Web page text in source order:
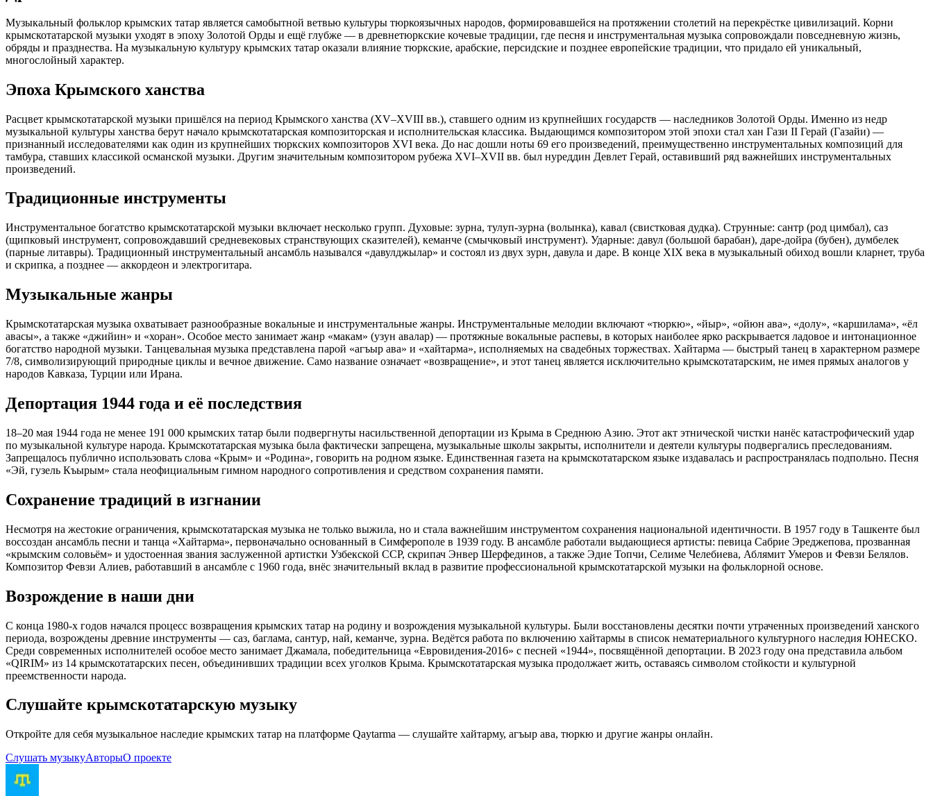
Музыкальный фольклор крымских татар является самобытной ветвью культуры тюркоязычных народов, формировавшейся на протяжении столетий на перекрёстке цивилизаций. Корни
крымскотатарской музыки уходят в эпоху Золотой Орды и ещё глубже — в древнетюркские кочевые традиции, где песня и инструментальная музыка сопровождали повседневную жизнь,
обряды и празднества. На музыкальную культуру крымских татар оказали влияние тюркские, арабские, персидские и позднее европейские традиции, что придало ей уникальный,
многослойный характер.
Эпоха Крымского ханства
Расцвет крымскотатарской музыки пришёлся на период Крымского ханства (XV–XVIII вв.), ставшего одним из крупнейших государств — наследников Золотой Орды. Именно из недр
музыкальной культуры ханства берут начало крымскотатарская композиторская и исполнительская классика. Выдающимся композитором этой эпохи стал хан Гази II Герай (Газайи) —
признанный исследователями как один из крупнейших тюркских композиторов XVI века. До нас дошли ноты 69 его произведений, преимущественно инструментальных композиций для
тамбура, ставших классикой османской музыки. Другим значительным композитором рубежа XVI–XVII вв. был нуреддин Девлет Герай, оставивший ряд важнейших инструментальных
произведений.
Традиционные инструменты
Инструментальное богатство крымскотатарской музыки включает несколько групп. Духовые: зурна, тулуп-зурна (волынка), кавал (свистковая дудка). Струнные: сантр (род цимбал), саз
(щипковый инструмент, сопровождавший средневековых странствующих сказителей), кеманче (смычковый инструмент). Ударные: давул (большой барабан), даре-дойра (бубен), думбелек
(парные литавры). Традиционный инструментальный ансамбль назывался «давулджылар» и состоял из двух зурн, давула и даре. В конце XIX века в музыкальный обиход вошли кларнет, труба
и скрипка, а позднее — аккордеон и электрогитара.
Музыкальные жанры
Крымскотатарская музыка охватывает разнообразные вокальные и инструментальные жанры. Инструментальные мелодии включают «тюркю», «йыр», «ойюн ава», «долу», «каршилама», «ёл
авасы», а также «джийин» и «хоран». Особое место занимает жанр «макам» (узун авалар) — протяжные вокальные распевы, в которых наиболее ярко раскрывается ладовое и интонационное
богатство народной музыки. Танцевальная музыка представлена парой «агъыр ава» и «хайтарма», исполняемых на свадебных торжествах. Хайтарма — быстрый танец в характерном размере
7/8, символизирующий природные циклы и вечное движение. Само название означает «возвращение», и этот танец является исключительно крымскотатарским, не имея прямых аналогов у
народов Кавказа, Турции или Ирана.
Депортация 1944 года и её последствия
18–20 мая 1944 года не менее 191 000 крымских татар были подвергнуты насильственной депортации из Крыма в Среднюю Азию. Этот акт этнической чистки нанёс катастрофический удар
по музыкальной культуре народа. Крымскотатарская музыка была фактически запрещена, музыкальные школы закрыты, исполнители и деятели культуры подвергались преследованиям.
Запрещалось публично использовать слова «Крым» и «Родина», говорить на родном языке. Единственная газета на крымскотатарском языке издавалась и распространялась подпольно. Песня
«Эй, гузель Къырым» стала неофициальным гимном народного сопротивления и средством сохранения памяти.
Сохранение традиций в изгнании
Несмотря на жестокие ограничения, крымскотатарская музыка не только выжила, но и стала важнейшим инструментом сохранения национальной идентичности. В 1957 году в Ташкенте был
воссоздан ансамбль песни и танца «Хайтарма», первоначально основанный в Симферополе в 1939 году. В ансамбле работали выдающиеся артисты: певица Сабрие Эреджепова, прозванная
«крымским соловьём» и удостоенная звания заслуженной артистки Узбекской ССР, скрипач Энвер Шерфединов, а также Эдие Топчи, Селиме Челебиева, Аблямит Умеров и Февзи Белялов.
Композитор Февзи Алиев, работавший в ансамбле с 1960 года, внёс значительный вклад в развитие профессиональной крымскотатарской музыки на фольклорной основе.
Возрождение в наши дни
С конца 1980-х годов начался процесс возвращения крымских татар на родину и возрождения музыкальной культуры. Были восстановлены десятки почти утраченных произведений ханского
периода, возрождены древние инструменты — саз, баглама, сантур, най, кеманче, зурна. Ведётся работа по включению хайтармы в список нематериального культурного наследия ЮНЕСКО.
Среди современных исполнителей особое место занимает Джамала, победительница «Евровидения-2016» с песней «1944», посвящённой депортации. В 2023 году она представила альбом
«QIRIM» из 14 крымскотатарских песен, объединивших традиции всех уголков Крыма. Крымскотатарская музыка продолжает жить, оставаясь символом стойкости и культурной
преемственности народа.
Слушайте крымскотатарскую музыку
Откройте для себя музыкальное наследие крымских татар на платформе Qaytarma — слушайте хайтарму, агъыр ава, тюркю и другие жанры онлайн.
Слушать музыкуАвторыО проекте